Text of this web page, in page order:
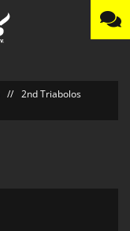
// 2nd Triabolos